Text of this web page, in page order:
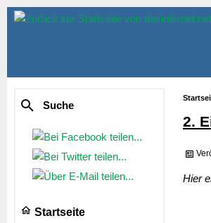
Suche
Startseite
2.
Hier